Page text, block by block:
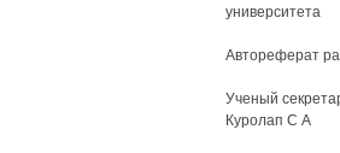
университета
Автореферат
Ученый
Куролап С А